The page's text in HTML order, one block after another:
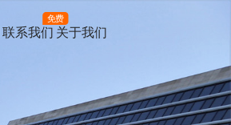
联系我们
免费
关于我们